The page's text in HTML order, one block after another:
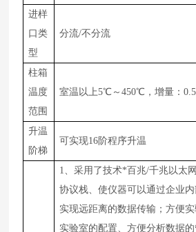
进样
口类
型
分流/不分流
柱箱
温度
范围
室温以上5℃～450℃，增量：
升温
阶梯
可实现16阶程序升温
1、采用了技术*百兆/千兆以太
协议栈、使仪器可以通过企业
实现远距离的数据传输；方便
实验室的配置、方便分析数据的